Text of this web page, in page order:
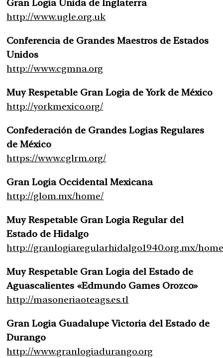
Gran Logia Unida de Inglaterra
http://www.ugle.org.uk
Conferencia de Grandes Maestros de Estados
Unidos
http://www.cgmna.org
Muy Respetable Gran Logia de York de México
http://yorkmexico.org/
Confederación de Grandes Logias Regulares
de México
https://www.cglrm.org/
Gran Logia Occidental Mexicana
http://glom.mx/home/
Muy Respetable Gran Logia Regular del
Estado de Hidalgo
http://granlogiaregularhidalgo1940.org.mx/
Muy Respetable Gran Logia del Estado de
Aguascalientes «Edmundo Games Orozco»
http://masoneriaoteags.es.tl
Gran Logia Guadalupe Victoria del Estado de
Durango
http://www.granlogiadurango.org